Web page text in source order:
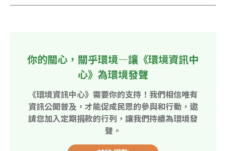
你的關心，關乎環境—讓《環境資訊中
心》為環境發聲
《環境資訊中心》需要你的支持！我們相信唯有
資訊公開普及，才能促成民眾的參與和行動，邀
請您加入定期捐款的行列，讓我們持續為環境發
聲。